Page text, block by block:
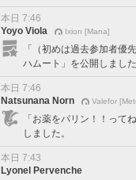
本日 7:46
Yoyo Viola
Ixion [Mana]
「（初めは過去参加者優
ハムート」を公開しました
本日 7:46
Natsunana Norn
Valefor
「お薬をパリン！！って
しました。
本日 7:43
Lyonel Pervenche